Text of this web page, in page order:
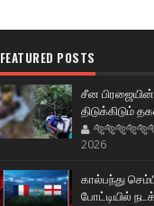
FEATURED POSTS
சீன
திடுக்கிடும்
2026
கால்பந்து
போட்டியில்